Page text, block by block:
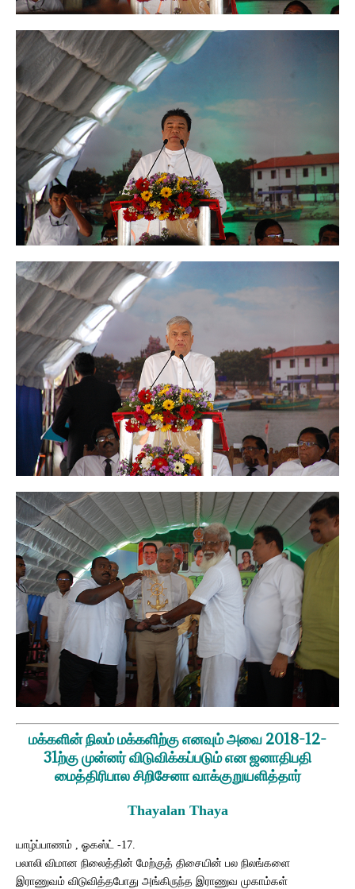
மக்களின் நிலம் மக்களிற்கு எனவும் அவை 2018-12-
31ற்கு முன்னர் விடுவிக்கப்படும் என ஜனாதிபதி
மைத்திரிபால சிறிசேனா வாக்குறுயளித்தார்
Thayalan Thaya
யாழ்ப்பாணம் , ஓகஸ்ட் -17.
பலாலி விமான நிலைத்தின் மேற்குத் திசையின் பல நிலங்களை
இராணுவம் விடுவித்தபோது அங்கிருந்த இராணுவ முகாம்கள்